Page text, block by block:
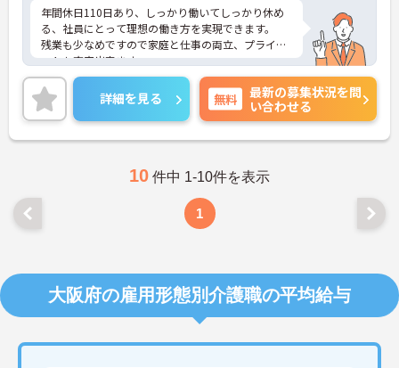
年間休日110日あり、しっかり働いてしっかり休め
る、社員にとって理想の働き方を実現できます。
残業も少なめですので家庭と仕事の両立、プライベ
ートも充実出来ます。
最寄り駅より徒歩圏内と好立地にあるので、通勤の
ストレスが少ないのも嬉しいポイントです。
ご興味がある方は是非一度マイナビまでお問合せ下
さい。更に詳細などお伝えします。
詳細を見る 無料
最新の募集状況を問
い合わせる
10 件中 1-10件を表示
1
大阪府の雇用形態別介護職の平均給与